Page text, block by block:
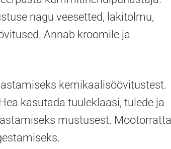
nagu veesetted, lakitolmu,
Annab kroomile ja
kemikaalisöövitustest.
kasutada tuuleklaasi, tulede ja
mustusest. Mootorratta